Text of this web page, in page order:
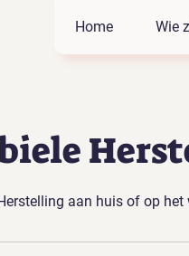
Home Wie
aan huis of op het